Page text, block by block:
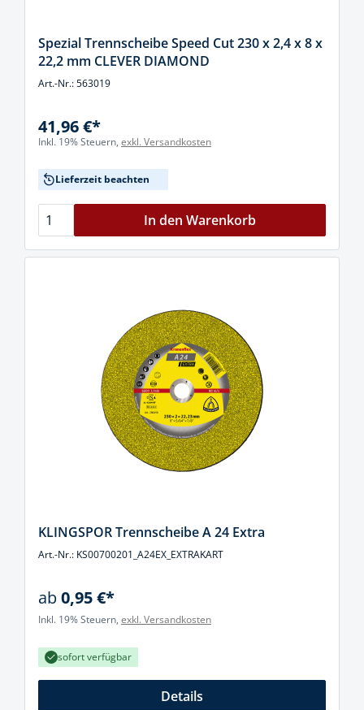
Spezial Trennscheibe Speed Cut 230 x 2,4 x 8 x
22,2 mm CLEVER DIAMOND
Art.-Nr.: 563019
41,96 €*
Inkl. 19% Steuern, exkl. Versandkosten
Lieferzeit beachten
In den Warenkorb
KLINGSPOR Trennscheibe A 24 Extra
Art.-Nr.: KS00700201_A24EX_EXTRAKART
ab0,95 €*
Inkl. 19% Steuern, exkl. Versandkosten
sofort verfügbar
Details